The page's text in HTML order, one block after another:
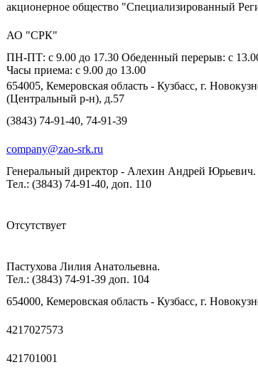
акционерное общество "Специализированный
АО "СРК"
ПН-ПТ: с 9.00 до 17.30 Обеденный перерыв: с
Часы приема: с 9.00 до 13.00
654005, Кемеровская область - Кузбасс, г.
(Центральный р-н), д.57
(3843) 74-91-40, 74-91-39
company@zao-srk.ru
Генеральный директор - Алехин Андрей Юрьевич.
Тел.: (3843) 74-91-40, доп. 110
Отсутствует
Пастухова Лилия Анатольевна.
Тел.: (3843) 74-91-39 доп. 104
654000, Кемеровская область - Кузбасс, г.
4217027573
421701001